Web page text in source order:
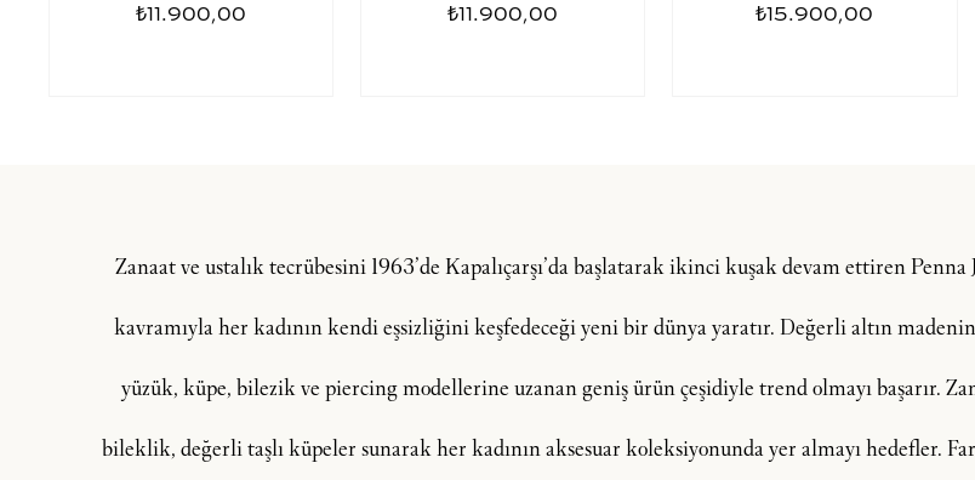
₺11.900,00 ₺11.900,00 ₺15.900,00
Zanaat ve ustalık tecrübesini 1963’de Kapalıçarşı’da başlatarak ikinci kuşak devam ettiren
kavramıyla her kadının kendi eşsizliğini keşfedeceği yeni bir dünya yaratır. Değerli altın
yüzük, küpe, bilezik ve piercing modellerine uzanan geniş ürün çeşidiyle trend olmayı başarır.
bileklik, değerli taşlı küpeler sunarak her kadının aksesuar koleksiyonunda yer almayı hedefler.